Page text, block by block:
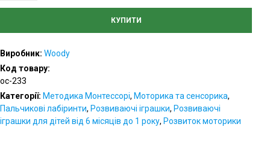
лабіринт
-
розвиваюча
іграшка
для
дітей
кількість
КУПИТИ
Виробник: Woody
Код товару:
oc-233
Категорії: Методика Монтессорі, Моторика та сенсорика,
Пальчикові лабіринти, Розвиваючі іграшки, Розвиваючі
іграшки для дітей від 6 місяців до 1 року, Розвиток моторики